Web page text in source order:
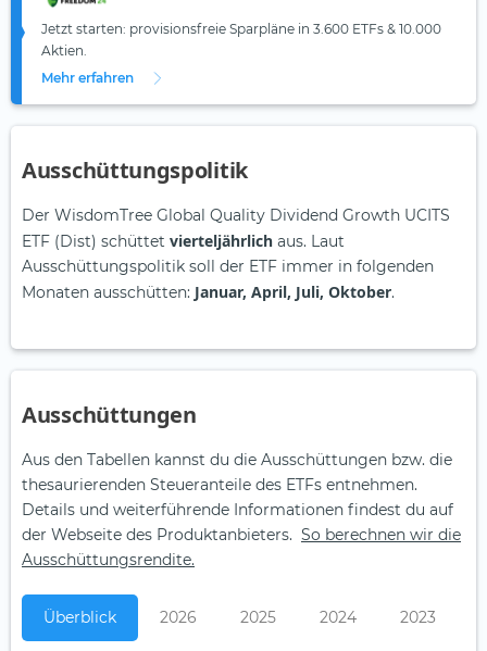
Jetzt starten: provisionsfreie Sparpläne in 3.600 ETFs & 10.000
Aktien.
Mehr erfahren
Ausschüttungspolitik
Der WisdomTree Global Quality Dividend Growth UCITS
ETF (Dist) schüttet vierteljährlich aus. Laut
Ausschüttungspolitik soll der ETF immer in folgenden
Monaten ausschütten: Januar, April, Juli, Oktober.
Aus­schüt­tungen
Aus den Tabellen kannst du die Ausschüttungen bzw. die
thesaurierenden Steueranteile des ETFs entnehmen.
Details und weiterführende Informationen findest du auf
der Webseite des Produktanbieters. So berechnen wir die
Ausschüttungsrendite.
Überblick 2026 2025 2024 2023